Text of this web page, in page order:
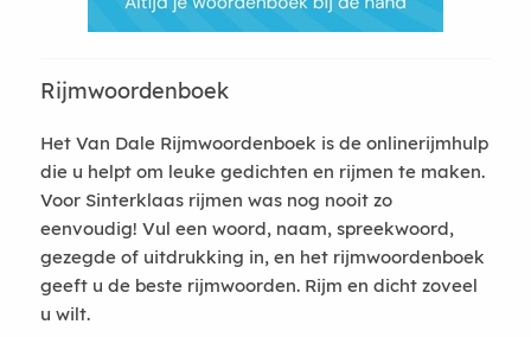
Rijmwoordenboek
Het Van Dale Rijmwoordenboek is de onlinerijmhulp
die u helpt om leuke gedichten en rijmen te maken.
Voor Sinterklaas rijmen was nog nooit zo
eenvoudig! Vul een woord, naam, spreekwoord,
gezegde of uitdrukking in, en het rijmwoordenboek
geeft u de beste rijmwoorden. Rijm en dicht zoveel
u wilt.